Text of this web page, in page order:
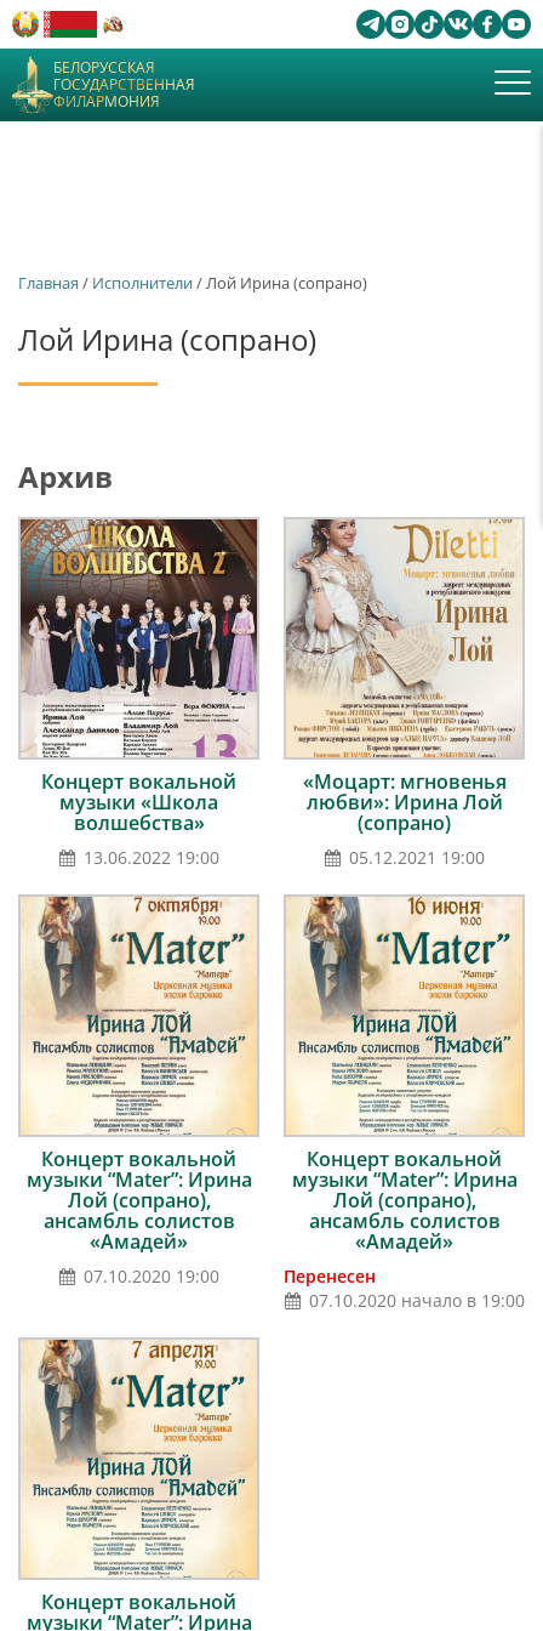
БЕЛОРУССКАЯ
ГОСУДАРСТВЕННАЯ
ФИЛАРМОНИЯ
Главная / Исполнители/ Лой Ирина (сопрано)
Лой Ирина (сопрано)
Архив
Концерт вокальной
музыки «Школа
волшебства»
13.06.2022 19:00
«Моцарт: мгновенья
любви»: Ирина Лой
(сопрано)
05.12.2021 19:00
Концерт вокальной
музыки “Mater”: Ирина
Лой (сопрано),
ансамбль солистов
«Амадей»
07.10.2020 19:00
Концерт вокальной
музыки “Mater”: Ирина
Лой (сопрано),
ансамбль солистов
«Амадей»
Перенесен
07.10.2020 начало в 19:00
Концерт вокальной
музыки “Mater”: Ирина